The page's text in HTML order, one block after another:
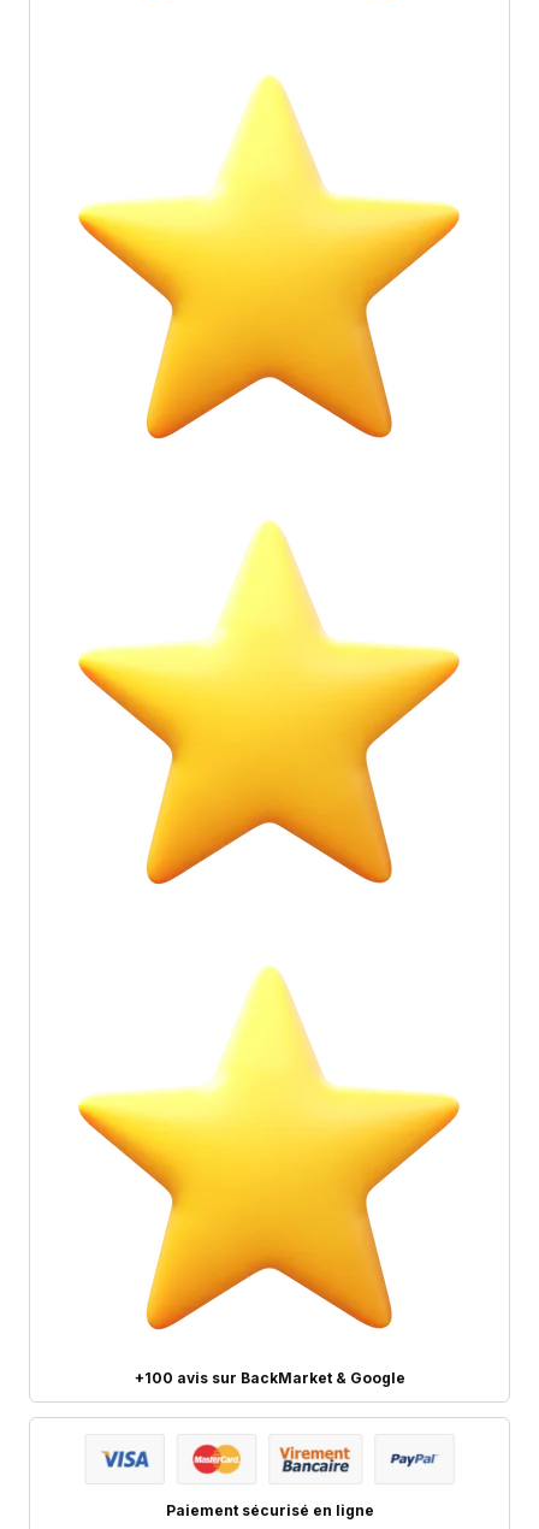
+100 avis sur BackMarket & Google
Paiement sécurisé en ligne